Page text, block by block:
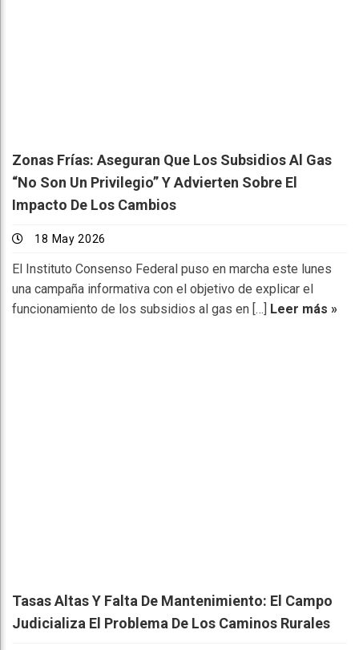
Zonas Frías: Aseguran Que Los Subsidios Al Gas
“no Son Un Privilegio” Y Advierten Sobre El
Impacto De Los Cambios
18 May 2026
El Instituto Consenso Federal puso en marcha este lunes
una campaña informativa con el objetivo de explicar el
funcionamiento de los subsidios al gas en […] Leer más »
Tasas Altas Y Falta De Mantenimiento: El Campo
Judicializa El Problema De Los Caminos Rurales